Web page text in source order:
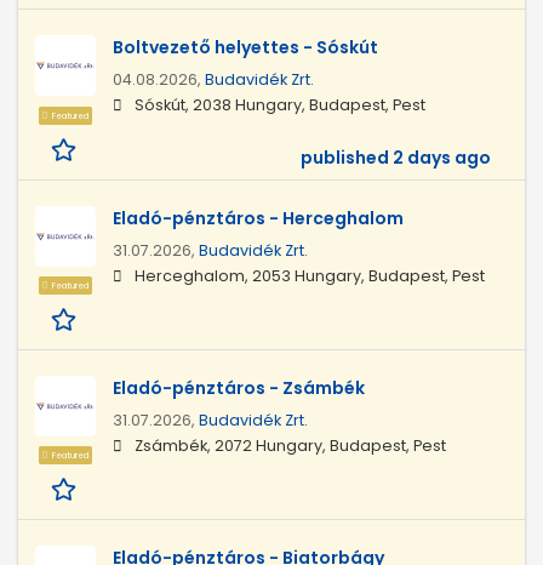
Featured
Boltvezető helyettes - Sóskút
04.08.2026, Budavidék Zrt.
Sóskút, 2038 Hungary, Budapest, Pest
published 2 days ago
Featured
Eladó-pénztáros - Herceghalom
31.07.2026, Budavidék Zrt.
Herceghalom, 2053 Hungary, Budapest, Pest
Featured
Eladó-pénztáros - Zsámbék
31.07.2026, Budavidék Zrt.
Zsámbék, 2072 Hungary, Budapest, Pest
Eladó-pénztáros - Biatorbágy